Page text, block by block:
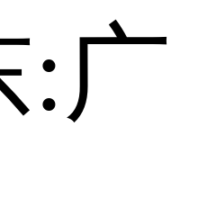
:广